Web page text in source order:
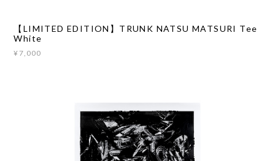
【LIMITED EDITION】TRUNK NATSU MATSURI Tee
White
¥7,000